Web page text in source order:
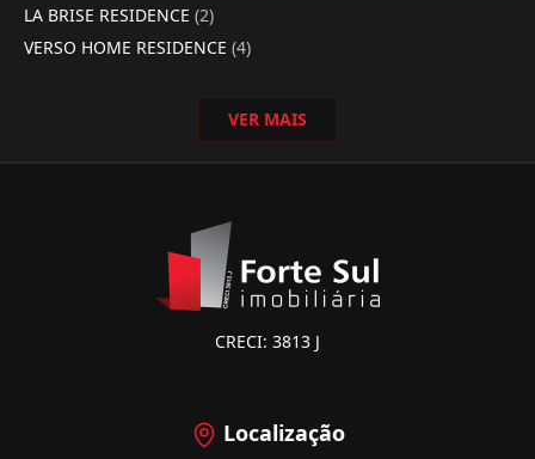
LA BRISE RESIDENCE (2)
VERSO HOME RESIDENCE (4)
VER MAIS
CRECI: 3813 J
Localização